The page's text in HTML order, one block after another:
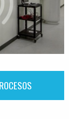
Información